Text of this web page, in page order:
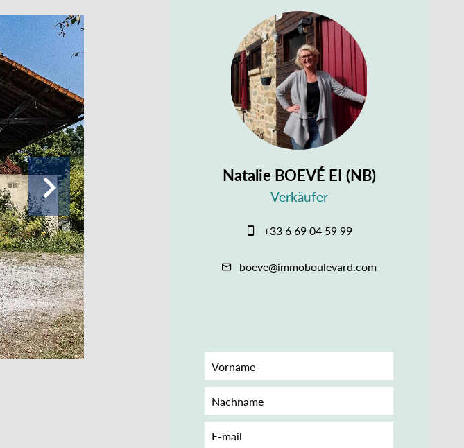
Natalie BOEVÉ EI (NB)
Verkäufer
+33 6 69 04 59 99
boeve@immoboulevard.com